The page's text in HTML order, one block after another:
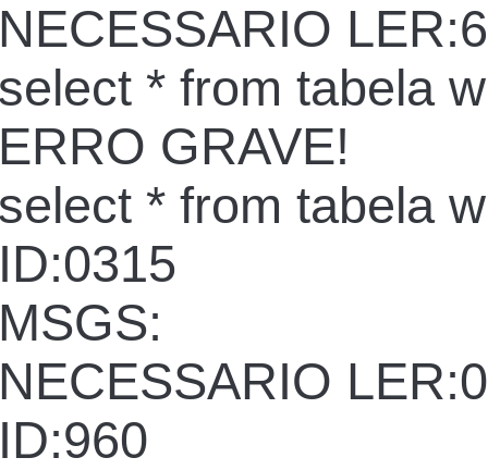
* from tabela
GRAVE!
* from tabela